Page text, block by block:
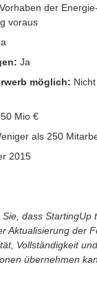
der
voraus
Ja
möglich:
Mio €
als 250
2015
Sie, dass StartingUp
Aktualisierung der
Vollständigkeit
übernehmen